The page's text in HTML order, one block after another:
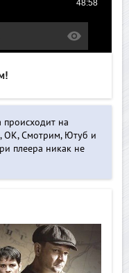
на
ОК, Смотрим, Ютуб и
плеера никак не